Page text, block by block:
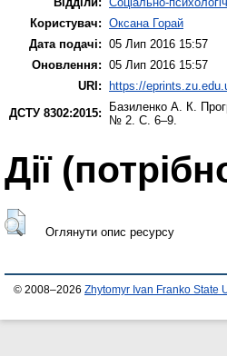
Користувач: Оксана Горай
Дата подачі: 05 Лип 2016 15:57
Оновлення: 05 Лип 2016 15:57
URI: https://
ДСТУ 8302:2015:
Базиленко А. К.
№ 2. С. 6–9.
Дії
Оглянути опис ресурсу
© 2008–2026 Zhytomyr Ivan Franko State